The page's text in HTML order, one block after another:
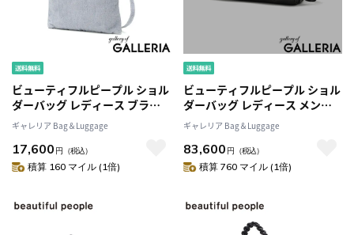
ビューティフルピープル ショル
ダーバッグ レディース ブラン
ド 軽量 軽い おしゃれ beautiful
people デニム バッグ ショルダ
ー 斜めがけ 大人 20代 上品 かわ
いい A5 excerption denim
ギャレリア Bag＆Luggage
17,600 円 （税込）
積算 160 マイル (1倍)
ビューティフルピープル ショル
ダーバッグ レディース メンズ
ブランド おしゃれ 軽量
beautiful people バッグ ショ
ルダー 斜めがけ ライダース レ
ザー 横型 大人 黒 excerption
ギャレリア Bag＆Luggage
83,600 円 （税込）
積算 760 マイル (1倍)